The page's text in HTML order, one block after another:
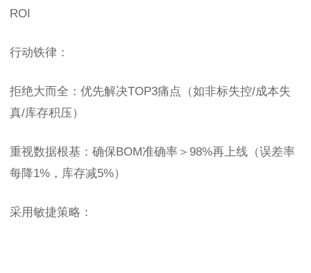
ROI
行动铁律：
拒绝大而全：优先解决TOP3痛点（如非标失控/成本失
真/库存积压）
重视数据根基：确保BOM准确率＞98%再上线（误差率
每降1%，库存减5%）
采用敏捷策略：